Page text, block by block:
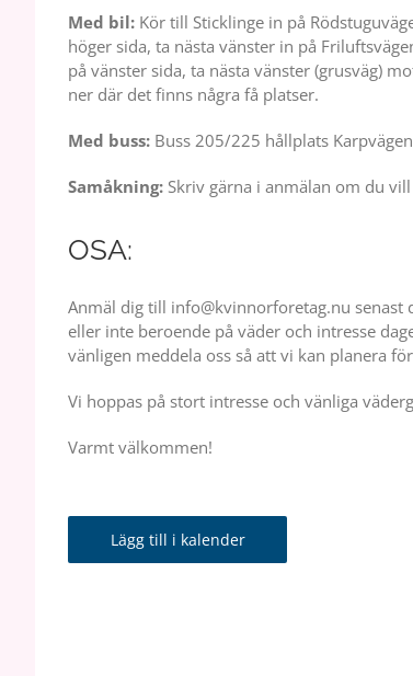
Med bil:Kör till Sticklinge in på
höger sida, ta nästa vänster in på
på vänster sida, ta nästa vänster (grusväg)
ner där det finns några få platser.
Med buss:Buss 205/225 hållplats
Samåkning:Skriv gärna i anmälan om du
OSA:
Anmäl dig till info@kvinnorforetag.nu
eller inte beroende på väder och intresse
vänligen meddela oss så att vi kan planera
Vi hoppas på stort intresse och vänliga
Varmt välkommen!
Lägg till i kalender